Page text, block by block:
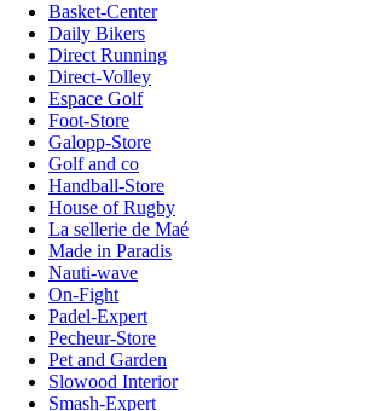
Basket-Center
Daily Bikers
Direct Running
Direct-Volley
Espace Golf
Foot-Store
Galopp-Store
Golf and co
Handball-Store
House of Rugby
La sellerie de Maé
Made in Paradis
Nauti-wave
On-Fight
Padel-Expert
Pecheur-Store
Pet and Garden
Slowood Interior
Smash-Expert